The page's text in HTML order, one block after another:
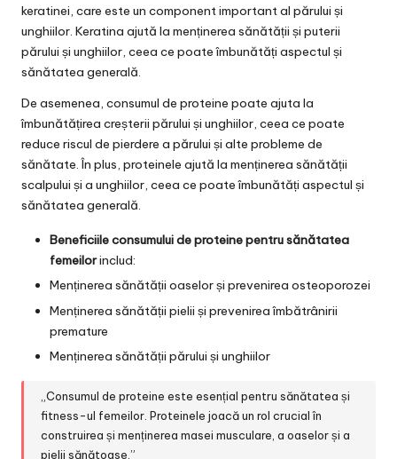
keratinei, care este un component important al părului și
unghiilor. Keratina ajută la menținerea sănătății și puterii
părului și unghiilor, ceea ce poate îmbunătăți aspectul și
sănătatea generală.
De asemenea, consumul de proteine poate ajuta la
îmbunătățirea creșterii părului și unghiilor, ceea ce poate
reduce riscul de pierdere a părului și alte probleme de
sănătate. În plus, proteinele ajută la menținerea sănătății
scalpului și a unghiilor, ceea ce poate îmbunătăți aspectul și
sănătatea generală.
Beneficiile consumului de proteine pentru sănătatea
femeilorinclud:
Menținerea sănătății oaselor și prevenirea osteoporozei
Menținerea sănătății pielii și prevenirea îmbătrânirii
premature
Menținerea sănătății părului și unghiilor
„Consumul de proteine este esențial pentru sănătatea și
fitness-ul femeilor. Proteinele joacă un rol crucial în
construirea și menținerea masei musculare, a oaselor și a
pielii sănătoase.”